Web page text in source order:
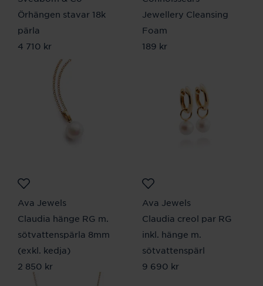
Örhängen stavar 18k
pärla
Pris:4 710 kr
4 710 kr
Jewellery Cleansing
Foam
Pris :189 kr
189 kr
Ava Jewels
Claudia hänge RG m.
sötvattenspärla 8mm
(exkl. kedja)
Pris:2 850 kr
2 850 kr
Ava Jewels
Claudia creol par RG
inkl. hänge m.
sötvattenspärl
Pris:9 690 kr
9 690 kr